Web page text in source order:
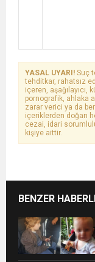
YASAL UYARI! Suç
tehditkar, rahatsız
içeren, aşağılayıcı,
pornografik, ahlaka
zarar verici ya da
içeriklerden doğan
cezai, idari
kişiye aittir.
BENZER